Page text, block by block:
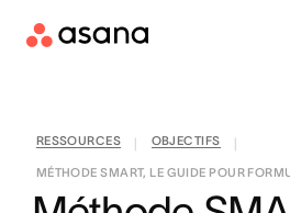
Contacter le service
RESSOURCES OBJECTIFS
MÉTHODE SMART, LE GUIDE POUR